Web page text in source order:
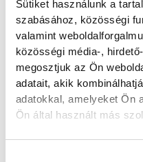
Sütiket használunk a
szabásához, közösségi
valamint
közösségi média-,
megosztjuk az Ön
adatait, akik
adatokkal, amelyeket Ön
Ön által használt más
környezetvédelem
kapott, mint
prevenciós célja
A pikniksorozat
következő állomás
malomés környéke